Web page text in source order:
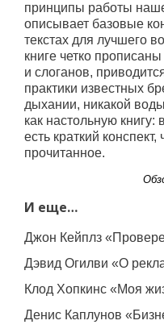
принципы работы
описывает базовые
текстах для лучшего
книге четко
и слоганов,
практики известных
дыхании, никакой
как настольную книгу:
есть краткий
прочитанное.
И еще…
Джон Кейплз
Дэвид Огилви «О
Клод Хопкинс «Моя
Денис Каплунов